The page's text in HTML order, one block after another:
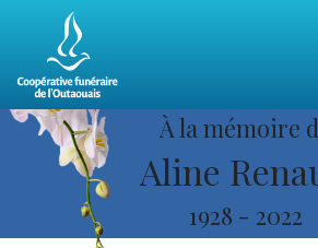
À la mémoire
Aline
1928 - 2022